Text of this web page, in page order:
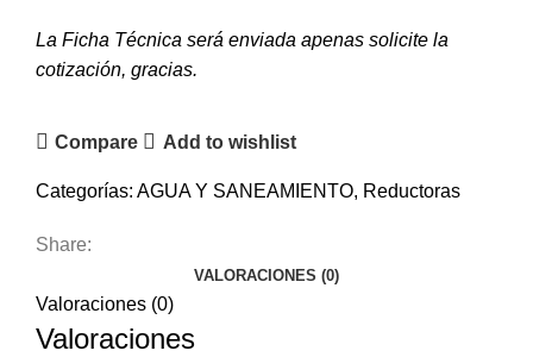
La Ficha Técnica será enviada apenas solicite la
cotización, gracias.
Compare Add to wishlist
Categorías: AGUA Y SANEAMIENTO, Reductoras
Share:
VALORACIONES (0)
Valoraciones (0)
Valoraciones